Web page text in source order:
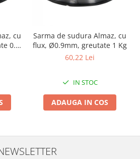
-
cu
0.5
Sarma de sudura Almaz, cu
flux, Ø0.9mm, greutate 1 Kg
60,22 Lei
IN STOC
ADAUGA IN COS